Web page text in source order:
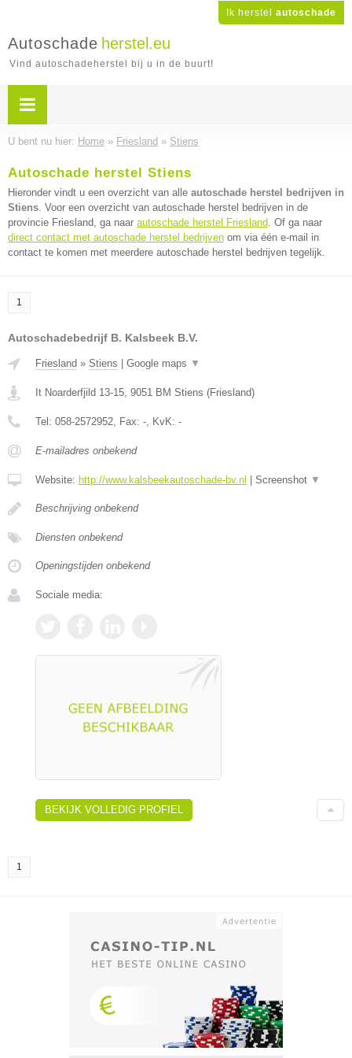
Ik herstel autoschade
Autoschade herstel.eu
Vind autoschadeherstel bij u in de buurt!
U bent nu hier: Home » Friesland » Stiens
Autoschade herstel Stiens
Hieronder vindt u een overzicht van alle autoschade herstel bedrijven in
Stiens. Voor een overzicht van autoschade herstel bedrijven in de
provincie Friesland, ga naar autoschade herstel Friesland. Of ga naar
direct contact met autoschade herstel bedrijven om via één e-mail in
contact te komen met meerdere autoschade herstel bedrijven tegelijk.
1
Autoschadebedrijf B. Kalsbeek B.V.
Friesland » Stiens Google maps ▼
It Noarderfjild 13-15, 9051 BM Stiens (Friesland)
Tel: 058-2572952, Fax: -, KvK: -
E-mailadres onbekend
Website: http://www.kalsbeekautoschade-bv.nl Screenshot ▼
Beschrijving onbekend
Diensten onbekend
Openingstijden onbekend
Sociale media:
BEKIJK VOLLEDIG PROFIEL
1